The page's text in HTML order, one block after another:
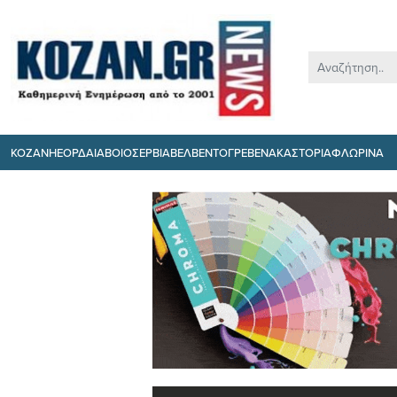
ΚΟΖΑΝΗΕΟΡΔΑΙΑΒΟΙΟΣΕΡΒΙΑΒΕΛΒΕΝΤΟΓΡΕΒΕΝΑΚΑΣΤΟΡΙΑΦΛΩΡΙΝΑ